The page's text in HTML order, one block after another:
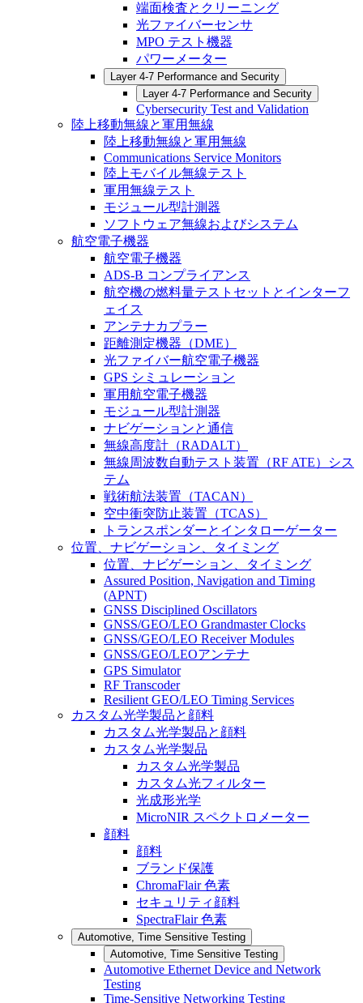
端面検査とクリーニング
光ファイバーセンサ
MPO テスト機器
パワーメーター
Layer 4-7 Performance and Security
Layer 4-7 Performance and Security
Cybersecurity Test and Validation
陸上移動無線と軍用無線
陸上移動無線と軍用無線
Communications Service Monitors
陸上モバイル無線テスト
軍用無線テスト
モジュール型計測器
ソフトウェア無線およびシステム
航空電子機器
航空電子機器
ADS-B コンプライアンス
航空機の燃料量テストセットとインターフ
ェイス
アンテナカプラー
距離測定機器（DME）
光ファイバー航空電子機器
GPS シミュレーション
軍用航空電子機器
モジュール型計測器
ナビゲーションと通信
無線高度計（RADALT）
無線周波数自動テスト装置（RF ATE）シス
テム
戦術航法装置（TACAN）
空中衝突防止装置（TCAS）
トランスポンダーとインタローゲーター
位置、ナビゲーション、タイミング
位置、ナビゲーション、タイミング
Assured Position, Navigation and Timing
(APNT)
GNSS Disciplined Oscillators
GNSS/GEO/LEO Grandmaster Clocks
GNSS/GEO/LEO Receiver Modules
GNSS/GEO/LEOアンテナ
GPS Simulator
RF Transcoder
Resilient GEO/LEO Timing Services
カスタム光学製品と顔料
カスタム光学製品と顔料
カスタム光学製品
カスタム光学製品
カスタム光フィルター
光成形光学
MicroNIR スペクトロメーター
顔料
顔料
ブランド保護
ChromaFlair 色素
セキュリティ顔料
SpectraFlair 色素
Automotive, Time Sensitive Testing
Automotive, Time Sensitive Testing
Automotive Ethernet Device and Network
Testing
Time-Sensitive Networking Testing